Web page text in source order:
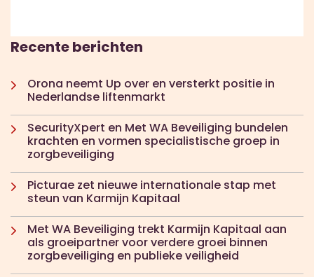
Recente berichten
Orona neemt Up over en versterkt positie in
Nederlandse liftenmarkt
SecurityXpert en Met WA Beveiliging bundelen
krachten en vormen specialistische groep in
zorgbeveiliging
Picturae zet nieuwe internationale stap met
steun van Karmijn Kapitaal
Met WA Beveiliging trekt Karmijn Kapitaal aan
als groeipartner voor verdere groei binnen
zorgbeveiliging en publieke veiligheid